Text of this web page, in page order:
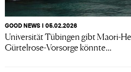
GOOD NEWS I 05.02.2026
Universität Tübingen gibt Maori-
Gürtelrose-Vorsorge könnte...